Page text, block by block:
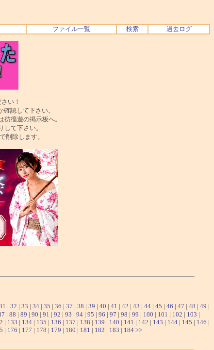
ファイル一覧 検索 過去ログ
い！
して下さい。
遊の掲示板へ。
て下さい。
除します。
| 32 | 33 | 34 | 35 | 36 | 37 | 38 | 39 | 40 | 41 | 42 | 43 | 44 | 45 | 46 | 47 | 48 | 49 |
| 88 | 89 | 90 | 91 | 92 | 93 | 94 | 95 | 96 | 97 | 98 | 99 | 100 | 101 | 102 | 103 |
| 133 | 134 | 135 | 136 | 137 | 138 | 139 | 140 | 141 | 142 | 143 | 144 | 145 | 146 |
| 176 | 177 | 178 | 179 | 180 | 181 | 182 | 183 | 184 >>